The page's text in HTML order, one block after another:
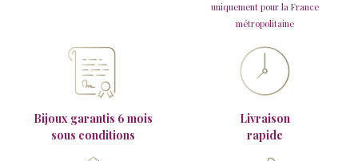
uniquement pour la France
métropolitaine
Bijoux garantis 6 mois
sous conditions
Livraison
rapide